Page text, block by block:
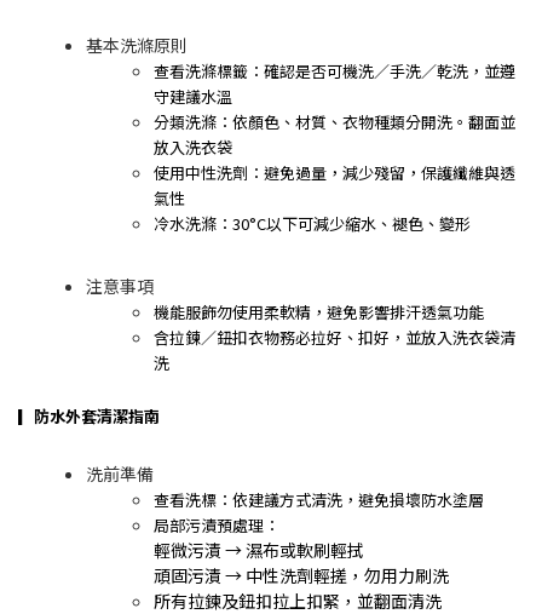
基本洗滌原則
查看洗滌標籤：確認是否可機洗／手洗／乾洗，並遵
守建議水溫
分類洗滌：依顏色、材質、衣物種類分開洗。翻面並
放入洗衣袋
使用中性洗劑：避免過量，減少殘留，保護纖維與透
氣性
冷水洗滌：30°C以下可減少縮水、褪色、變形
注意事項
機能服飾勿使用柔軟精，避免影響排汗透氣功能
含拉鍊／鈕扣衣物務必拉好、扣好，並放入洗衣袋清
洗
▎防水外套清潔指南
洗前準備
查看洗標：依建議方式清洗，避免損壞防水塗層
局部污漬預處理：
輕微污漬 → 濕布或軟刷輕拭
頑固污漬 → 中性洗劑輕搓，勿用力刷洗
所有拉鍊及鈕扣拉上扣緊，並翻面清洗